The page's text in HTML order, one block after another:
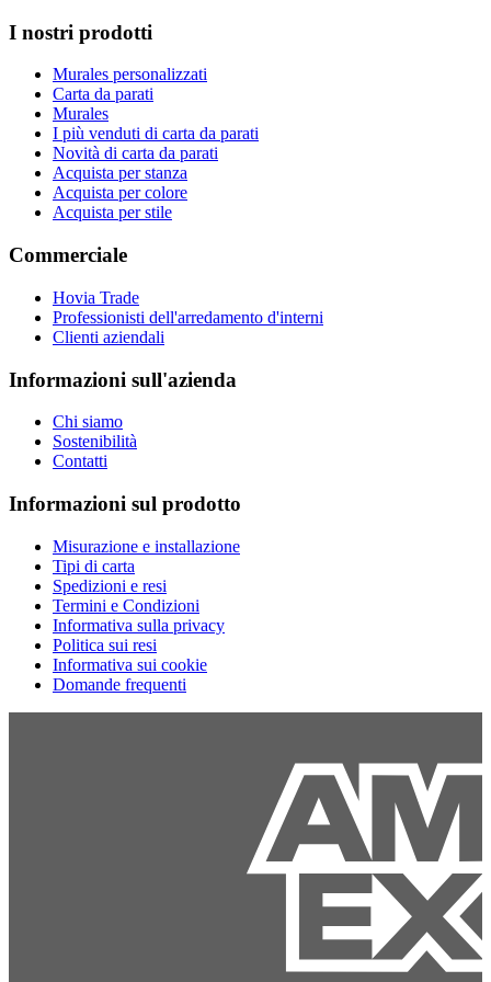
I nostri prodotti
Murales personalizzati
Carta da parati
Murales
I più venduti di carta da parati
Novità di carta da parati
Acquista per stanza
Acquista per colore
Acquista per stile
Commerciale
Hovia Trade
Professionisti dell'arredamento d'interni
Clienti aziendali
Informazioni sull'azienda
Chi siamo
Sostenibilità
Contatti
Informazioni sul prodotto
Misurazione e installazione
Tipi di carta
Spedizioni e resi
Termini e Condizioni
Informativa sulla privacy
Politica sui resi
Informativa sui cookie
Domande frequenti